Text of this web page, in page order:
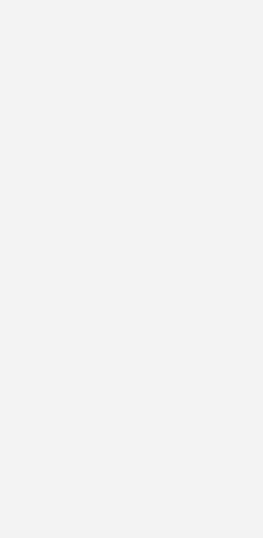
ist der limitierende Faktor
Zeit und erhöht die
der einschlägigen
der zweiten Grafik die reinen
Schnittpunkt, ab dem die
etwas über drei
lässt sich durch den
verhältnismäßig wenigen
Umfang einsparen.
lassen sich Rohrleitungen mit
in der Decke korrigieren.
ist im vollen Gang. Mit einer
sich schnell weitere
für Solarkollektoren,